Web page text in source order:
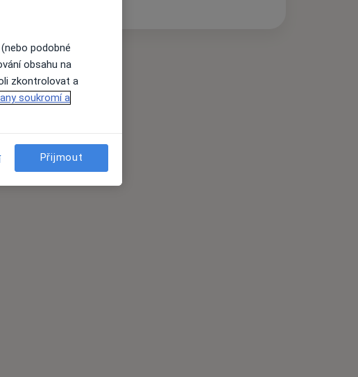
podobné
obsahu na
zkontrolovat a
soukromí a
Přijmout